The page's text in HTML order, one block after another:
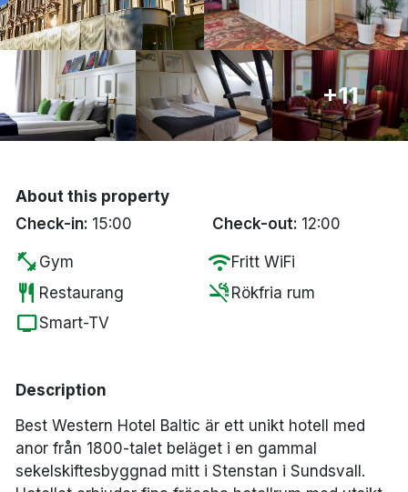
Hela Norge
Oslo
Bergen +11
About this property
Check-in: 15:00 Check-out: 12:00
fitness_center Gym wifiFritt WiFi
restaurant Restaurang smoke_free Rökfria rum
tvSmart-TV
Description
Best Western Hotel Baltic är ett unikt hotell med
anor från 1800-talet beläget i en gammal
sekelskiftesbyggnad mitt i Stenstan i Sundsvall.